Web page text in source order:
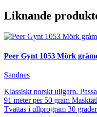
Liknande
Peer Gynt 1053 Mörk
Sandnes
Klassiskt norskt ullgarn.
91 meter per 50 gram
Tvättas i ullprogram 30